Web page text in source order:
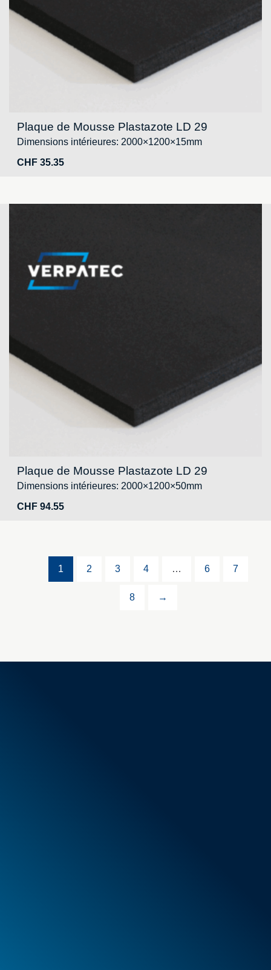
Plaque de Mousse Plastazote LD 29
Dimensions intérieures: 2000×1200×15mm
CHF 35.35
Plaque de Mousse Plastazote LD 29
Dimensions intérieures: 2000×1200×50mm
CHF 94.55
1 2 3 4 … 6 7
8 →